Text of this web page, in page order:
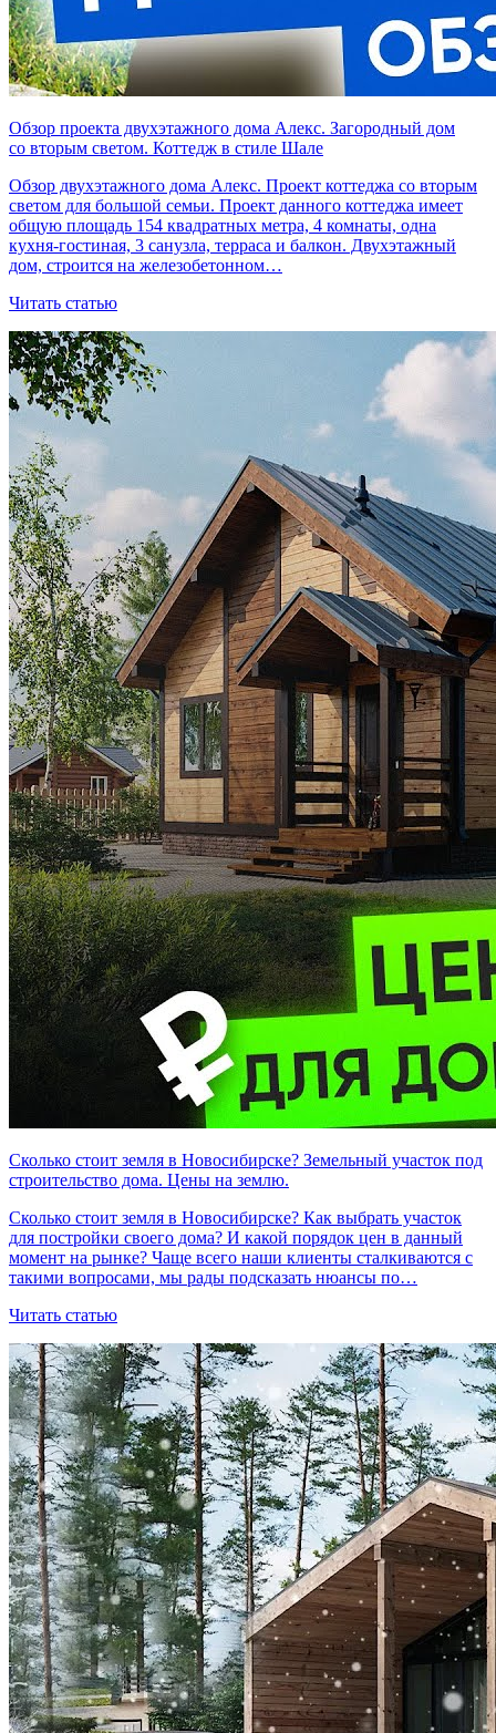
Обзор проекта двухэтажного дома Алекс. Загородный дом
со вторым светом. Коттедж в стиле Шале
Обзор двухэтажного дома Алекс. Проект коттеджа со вторым
светом для большой семьи. Проект данного коттеджа имеет
общую площадь 154 квадратных метра, 4 комнаты, одна
кухня-гостиная, 3 санузла, терраса и балкон. Двухэтажный
дом, строится на железобетонном…
Читать статью
Сколько стоит земля в Новосибирске? Земельный участок под
строительство дома. Цены на землю.
Сколько стоит земля в Новосибирске? Как выбрать участок
для постройки своего дома? И какой порядок цен в данный
момент на рынке? Чаще всего наши клиенты сталкиваются с
такими вопросами, мы рады подсказать нюансы по…
Читать статью